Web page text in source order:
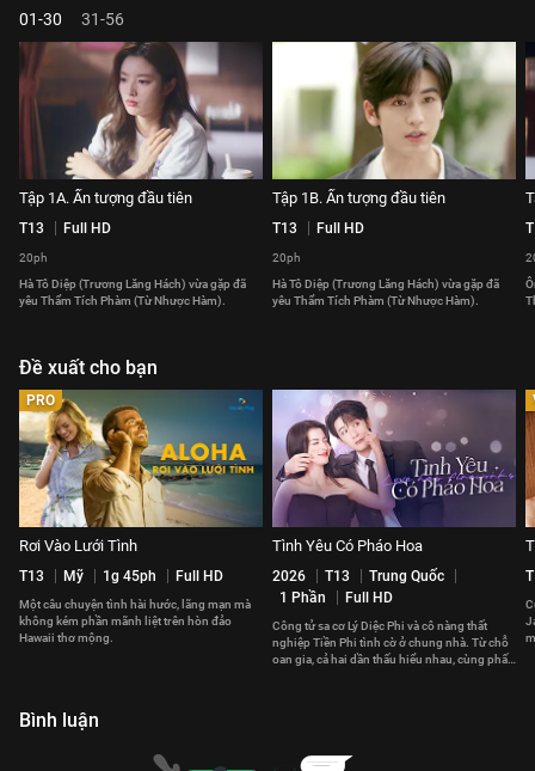
01-30 31-56
Tập 1A. Ấn tượng đầu tiên
T13 Full HD
20ph
Hà Tô Diệp (Trương Lăng Hách) vừa gặp đã
yêu Thẩm Tích Phàm (Từ Nhược Hàm).
Tập 1B. Ấn tượng đầu tiên
T13 Full HD
20ph
Hà Tô Diệp (Trương Lăng Hách) vừa gặp đã
yêu Thẩm Tích Phàm (Từ Nhược Hàm).
Đề xuất cho bạn
PRO
Rơi Vào Lưới Tình
T13 Mỹ 1g 45ph Full HD
Một câu chuyện tình hài hước, lãng mạn mà
không kém phần mãnh liệt trên hòn đảo
Hawaii thơ mộng.
Tình Yêu Có Pháo Hoa
2026 T13
Trung Quốc
1 Phần
Full HD
Công tử sa cơ Lý Diệc Phi và cô nàng thất
nghiệp Tiền Phi tình cờ ở chung nhà. Từ chỗ
oan gia, cả hai dần thấu hiểu nhau, cùng phấn
Bình luận